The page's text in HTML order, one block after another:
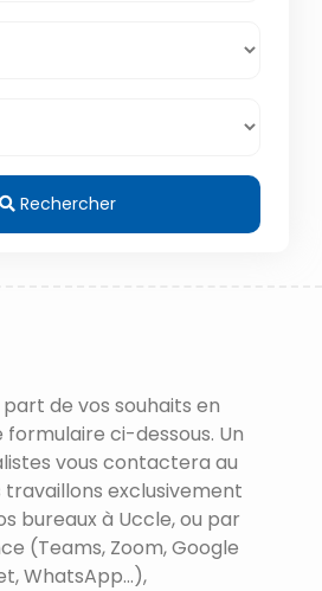
Rechercher
part de vos souhaits en
ci-dessous. Un
vous contactera au
travaillons exclusivement
bureaux à Uccle, ou par
(Teams, Zoom, Google
WhatsApp...),